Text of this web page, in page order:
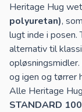
Heritage Hug
polyuretan),
lugt inde i
alternativ til
og igen og tørrer
Alle Heritage
STANDARD